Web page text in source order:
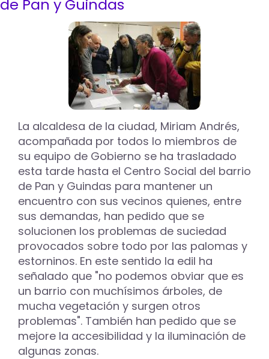
los
presupuesto,
líneas
de
autobús
y
los
fondos
europeos
de Pan y Guindas
La alcaldesa de la ciudad, Miriam Andrés,
acompañada por todos lo miembros de
su equipo de Gobierno se ha trasladado
esta tarde hasta el Centro Social del barrio
de Pan y Guindas para mantener un
encuentro con sus vecinos quienes, entre
sus demandas, han pedido que se
solucionen los problemas de suciedad
provocados sobre todo por las palomas y
estorninos. En este sentido la edil ha
señalado que "no podemos obviar que es
un barrio con muchísimos árboles, de
mucha vegetación y surgen otros
problemas". También han pedido que se
mejore la accesibilidad y la iluminación de
algunas zonas.